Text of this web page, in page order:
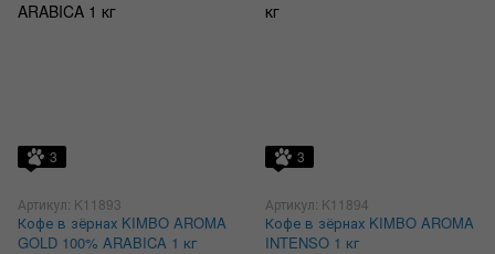
3
Артикул: K11893
Кофе в зёрнах KIMBO AROMA
GOLD 100% ARABICA 1 кг
3
Артикул: K11894
Кофе в зёрнах KIMBO AROMA
INTENSO 1 кг